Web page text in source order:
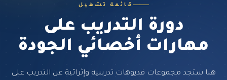
قائمة تشغيل
دورة التدريب على
مهارات أخصائي الجودة
هنا ستجد مجموعات فديوهات تدريبية وإثرائية عن التدريب على